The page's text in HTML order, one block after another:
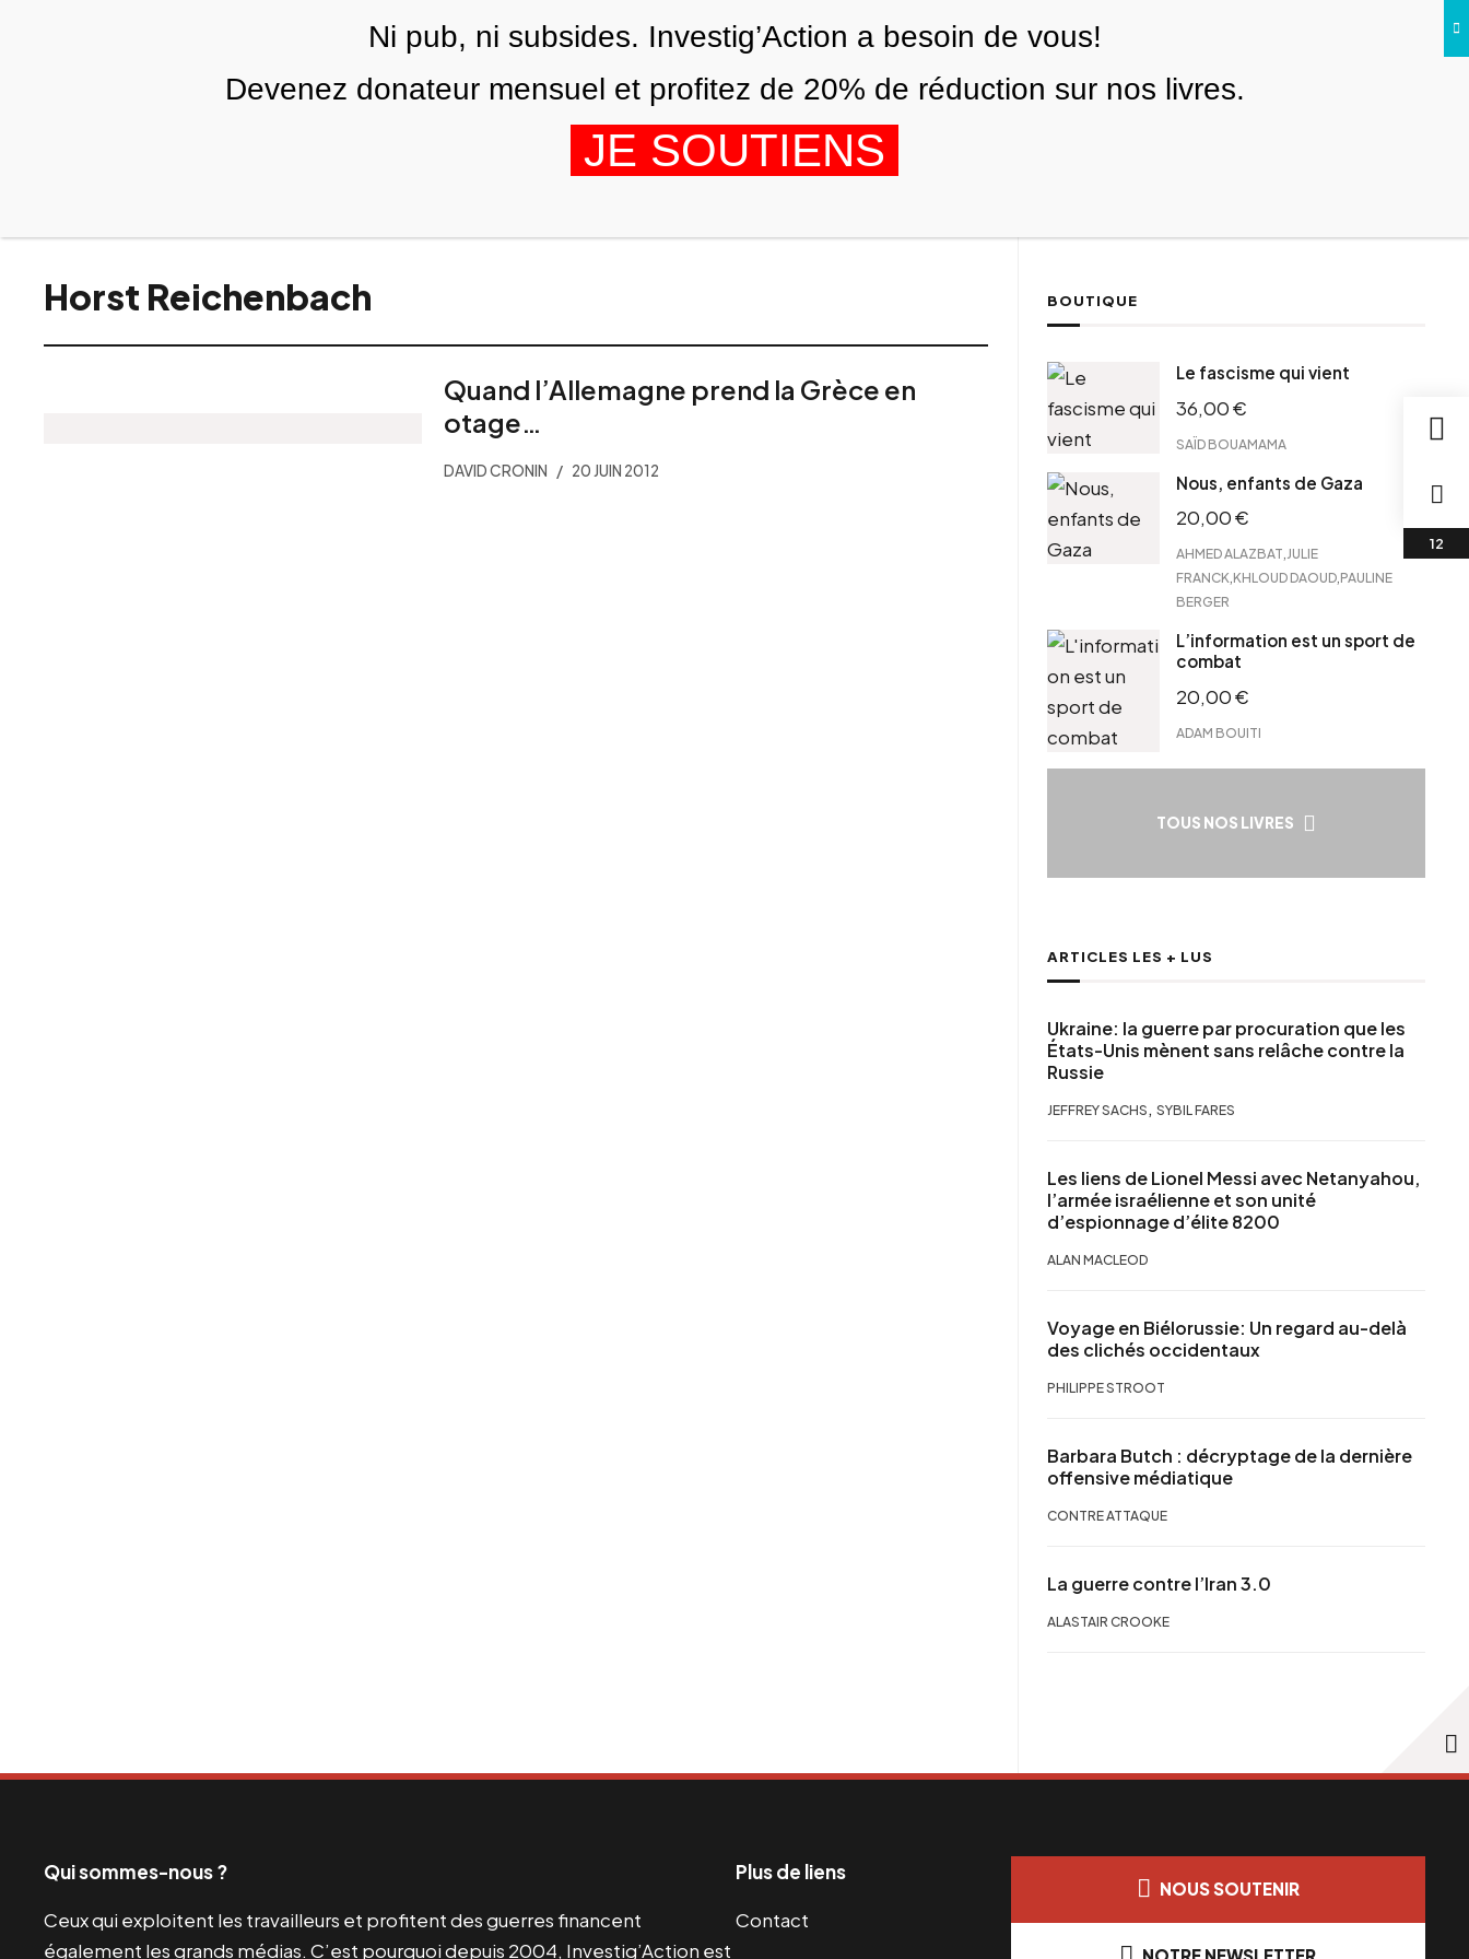
NOUS AGENDA
Horst Reichenbach
Quand l’Allemagne prend la Grèce en
otage…
DAVID CRONIN 20 JUIN 2012
BOUTIQUE
Le fascisme qui vient
36,00€
SAÏD BOUAMAMA
Nous, enfants de Gaza
20,00€
AHMED ALAZBAT JULIE
FRANCK KHLOUD DAOUD PAULINE
BERGER
L’information est un sport de
combat
20,00€
ADAM BOUITI
TOUS NOS LIVRES
ARTICLES LES + LUS
Ukraine: la guerre par procuration que les
États-Unis mènent sans relâche contre la
Russie
JEFFREY SACHS , SYBIL FARES
Les liens de Lionel Messi avec Netanyahou,
l’armée israélienne et son unité
d’espionnage d’élite 8200
ALAN MACLEOD
Voyage en Biélorussie: Un regard au-delà
des clichés occidentaux
PHILIPPE STROOT
Barbara Butch : décryptage de la dernière
offensive médiatique
CONTRE ATTAQUE
La guerre contre l’Iran 3.0
ALASTAIR CROOKE
Qui sommes-nous ?
Ceux qui exploitent les travailleurs et profitent des guerres financent
également les grands médias. C’est pourquoi depuis 2004, Investig’Action est
Plus de liens
Contact
NOUS SOUTENIR
Ni pub, ni subsides. Investig’Action a besoin de vous!
Devenez donateur mensuel et profitez de 20% de réduction sur nos livres.
JE SOUTIENS